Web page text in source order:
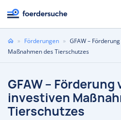
Sie
sind
» Förderungen » GFAW –
Maßnahmen des Tierschutzes
GFAW –
investiven
Tierschutzes